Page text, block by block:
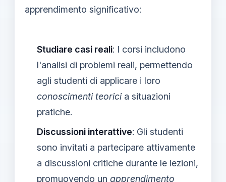
apprendimento significativo:
Studiare casi reali: I corsi includono
l'analisi di problemi reali, permettendo
agli studenti di applicare i loro
conoscimenti teoricia situazioni
pratiche.
Discussioni interattive: Gli studenti
sono invitati a partecipare attivamente
a discussioni critiche durante le lezioni,
promuovendo un apprendimento